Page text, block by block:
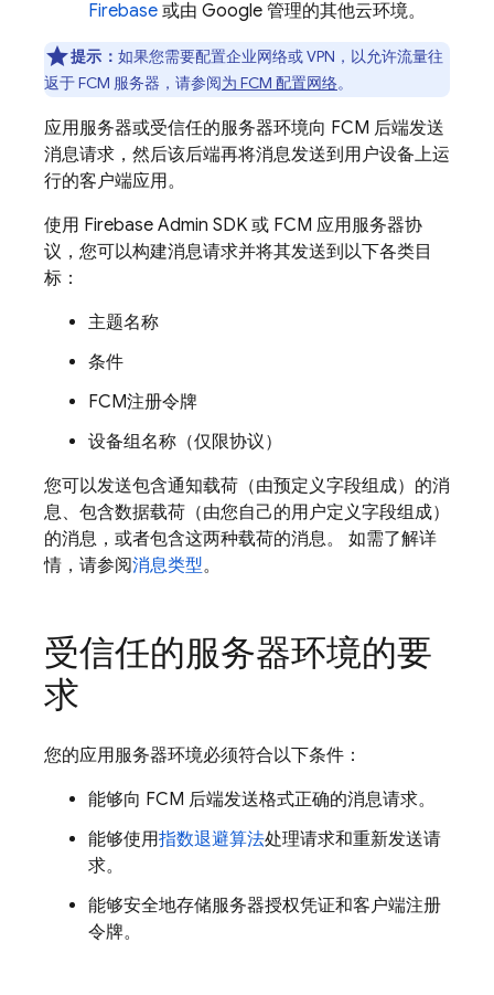
Firebase 或由 Google 管理的其他云环境。
提示： 如果您需要配置企业网络或 VPN，以允许流量往
返于FCM 服务器，请参阅为 FCM 配置网络。
应用服务器或受信任的服务器环境向 FCM 后端发送
消息请求，然后该后端再将消息发送到用户设备上运
行的客户端应用。
使用 Firebase Admin SDK 或 FCM 应用服务器协
议，您可以构建消息请求并将其发送到以下各类目
标：
主题名称
条件
FCM注册令牌
设备组名称（仅限协议）
您可以发送包含通知载荷（由预定义字段组成）的消
息、包含数据载荷（由您自己的用户定义字段组成）
的消息，或者包含这两种载荷的消息。 如需了解详
情，请参阅消息类型。
受信任的服务器环境的要
求
您的应用服务器环境必须符合以下条件：
能够向 FCM 后端发送格式正确的消息请求。
能够使用指数退避算法处理请求和重新发送请
求。
能够安全地存储服务器授权凭证和客户端注册
令牌。